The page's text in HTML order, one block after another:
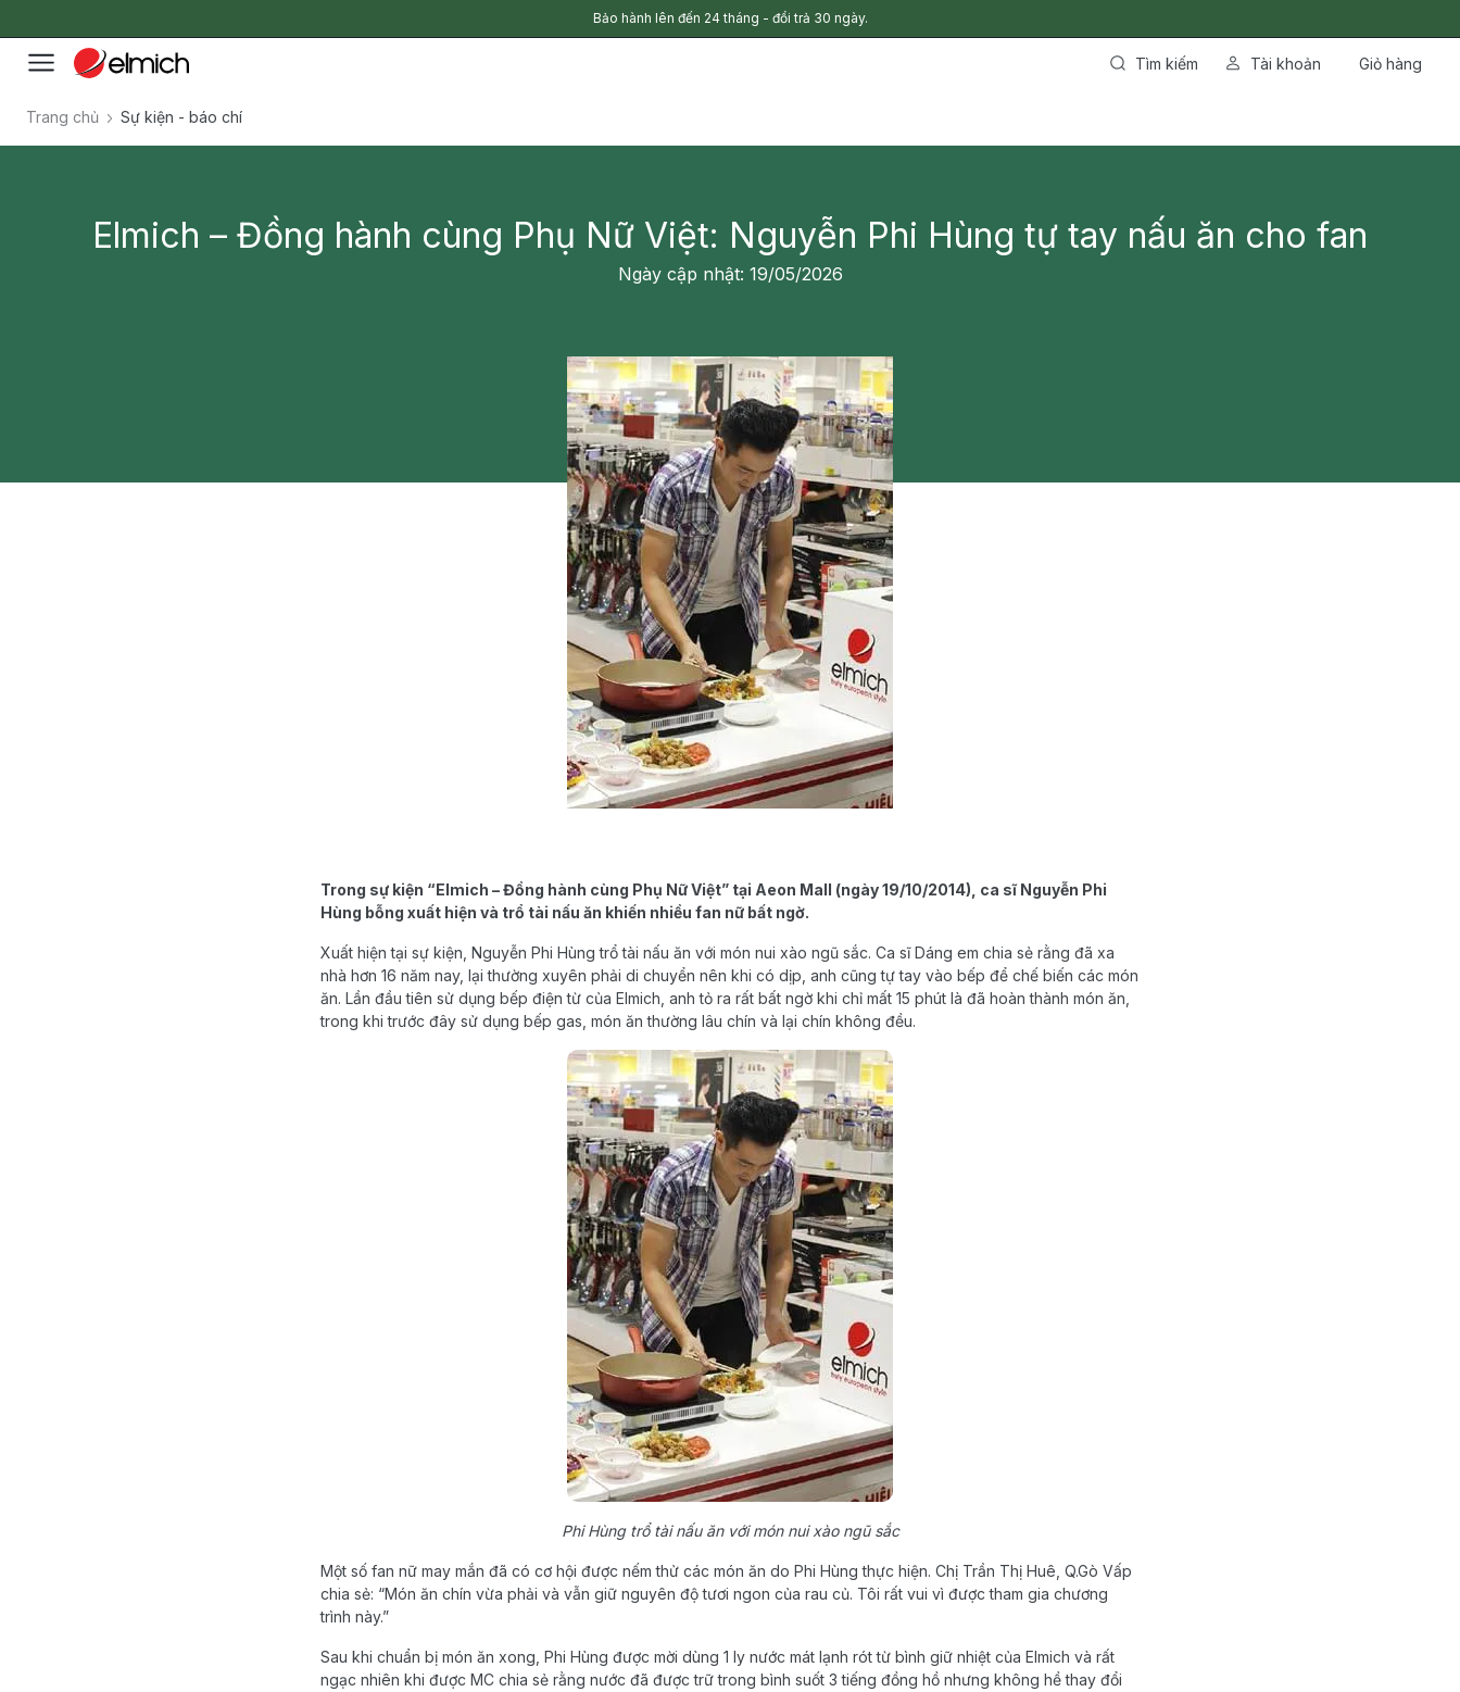
Bảo hành lên đến 24 tháng - đổi trả 30 ngày.
Tìm kiếm Tài khoản Giỏ hàng
Trang chủ Sự kiện - báo chí
Elmich – Đồng hành cùng Phụ Nữ Việt: Nguyễn Phi Hùng tự tay nấu ăn cho fan
Ngày cập nhật: 19/05/2026
Trong sự kiện “Elmich – Đồng hành cùng Phụ Nữ Việt” tại Aeon Mall (ngày 19/10/2014), ca sĩ Nguyễn Phi
Hùng bỗng xuất hiện và trổ tài nấu ăn khiến nhiều fan nữ bất ngờ.
Xuất hiện tại sự kiện, Nguyễn Phi Hùng trổ tài nấu ăn với món nui xào ngũ sắc. Ca sĩ Dáng em chia sẻ rằng đã xa
nhà hơn 16 năm nay, lại thường xuyên phải di chuyển nên khi có dịp, anh cũng tự tay vào bếp để chế biến các món
ăn. Lần đầu tiên sử dụng bếp điện từ của Elmich, anh tỏ ra rất bất ngờ khi chỉ mất 15 phút là đã hoàn thành món ăn,
trong khi trước đây sử dụng bếp gas, món ăn thường lâu chín và lại chín không đều.
Phi Hùng trổ tài nấu ăn với món nui xào ngũ sắc
Một số fan nữ may mắn đã có cơ hội được nếm thử các món ăn do Phi Hùng thực hiện. Chị Trần Thị Huê, Q.Gò Vấp
chia sẻ: “Món ăn chín vừa phải và vẫn giữ nguyên độ tươi ngon của rau củ. Tôi rất vui vì được tham gia chương
trình này.”
Sau khi chuẩn bị món ăn xong, Phi Hùng được mời dùng 1 ly nước mát lạnh rót từ bình giữ nhiệt của Elmich và rất
ngạc nhiên khi được MC chia sẻ rằng nước đã được trữ trong bình suốt 3 tiếng đồng hồ nhưng không hề thay đổi